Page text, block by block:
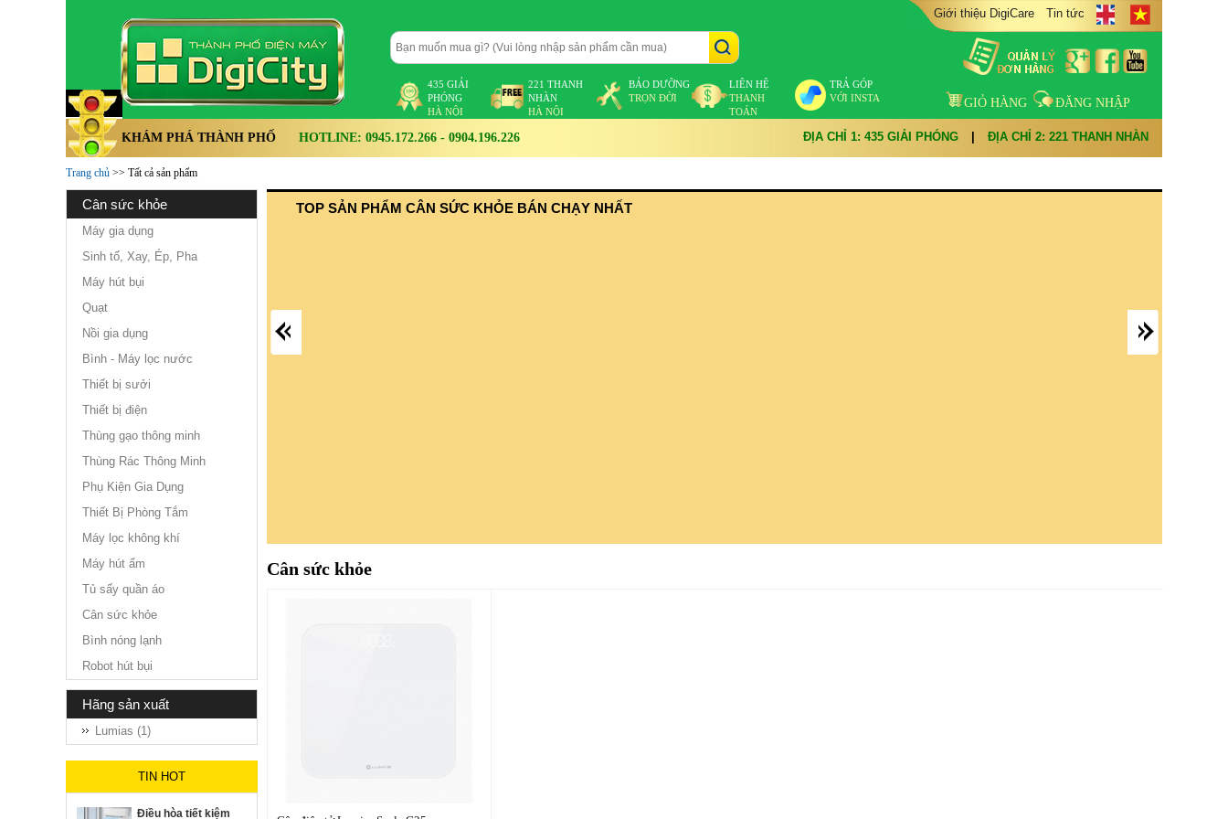
435 GIẢI
PHÓNG
HÀ NỘI
221 THANH
NHÀN
HÀ NỘI
BẢO DƯỠNG
TRỌN ĐỜI
LIÊN HỆ
THANH
TOÁN
TRẢ GÓP
VỚI INSTA
Giới thiệu DigiCare Tin tức
GIỎ HÀNG ĐĂNG NHẬP
KHÁM PHÁ THÀNH PHỐ HOTLINE: 0945.172.266 - 0904.196.226 ĐỊA CHỈ 1: 435 GIẢI PHÓNG ĐỊA CHỈ 2: 221 THANH NHÀN
Trang chủ >> Tất cả sản phẩm
cân sức khỏe
Máy gia dụng
Sinh tố, Xay, Ép, Pha
Máy hút bụi
Quạt
Nồi gia dụng
Bình - Máy lọc nước
Thiết bị sưởi
Thiết bị điện
Thùng gạo thông minh
Thùng Rác Thông Minh
Phụ Kiện Gia Dụng
Thiết Bị Phòng Tắm
Máy lọc không khí
Máy hút ẩm
Tủ sấy quần áo
Cân sức khỏe
Bình nóng lạnh
Robot hút bụi
hãng sản xuất
Lumias (1)
TIN HOT
Điều hòa tiết kiệm
TOP SẢN PHẨM CÂN SỨC KHỎE BÁN CHẠY NHẤT
Cân sức khỏe